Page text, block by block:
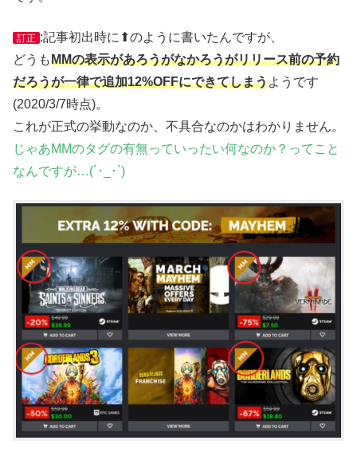
訂正 :記事初出時に⬆のように書いたんですが、
どうもMMの表示があろうがなかろうがリリース前の予約
だろうが一律で追加12%OFFにできてしまうようです
(2020/3/7時点)。
これが正式の挙動なのか、不具合なのかはわかりません。
じゃあMMのタグの有無っていったい何なのか？ってこと
なんですが…(´･_･`)